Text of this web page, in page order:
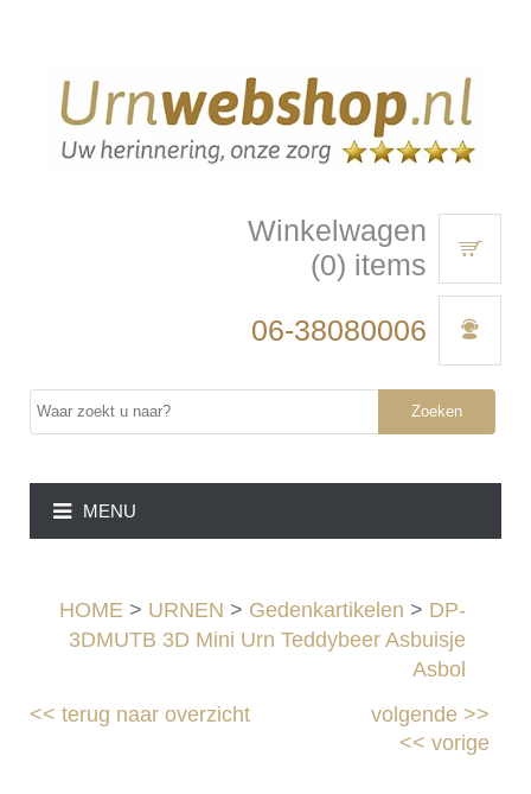
Winkelwagen
(0) items
06-38080006
Zoeken
MENU
HOME > URNEN > Gedenkartikelen > DP-
3DMUTB 3D Mini Urn Teddybeer Asbuisje
Asbol
<<terug naar overzicht volgende>>
<< vorige